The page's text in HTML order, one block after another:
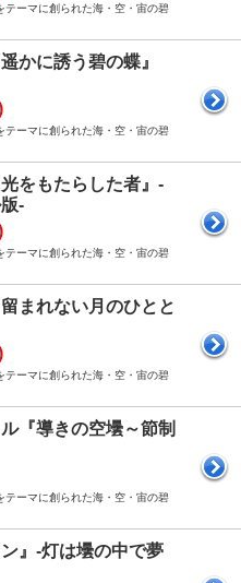
テーマに創られた海・空・宙の碧
かに誘う碧の蝶』
テーマに創られた海・空・宙の碧
をもたらした者』-
-
テーマに創られた海・空・宙の碧
まれない月のひとと
テーマに創られた海・空・宙の碧
『導きの空壜～節制
テーマに創られた海・空・宙の碧
ン』-灯は壜の中で夢